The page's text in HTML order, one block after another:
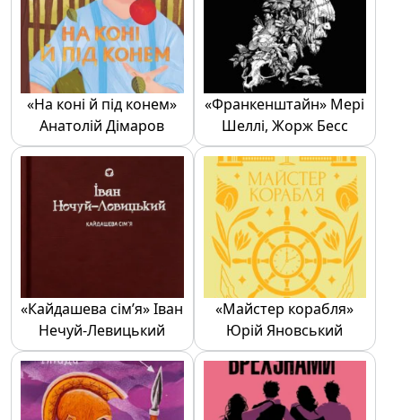
«На коні й під конем»
Анатолій Дімаров
«Франкенштайн» Мері
Шеллі, Жорж Бесс
«Кайдашева сім’я» Іван
Нечуй-Левицький
«Майстер корабля»
Юрій Яновський